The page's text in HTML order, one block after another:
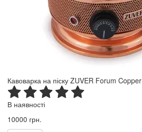
Кавоварка на піску ZUVER Forum Copper
В наявності
10000 грн.